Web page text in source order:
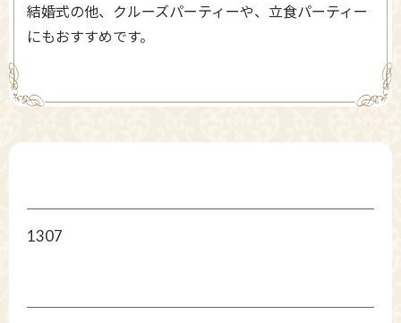
結婚式の他、クルーズパーティーや、立食パーティー
にもおすすめです。
1307